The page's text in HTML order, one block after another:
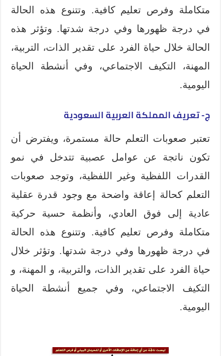
متكاملة وفرص تعليم كافية. وتتنوع هذه الحالة
في درجة ظهورها وفي درجة شدتها. وتؤثر هذه
الحالة خلال حياة الفرد على تقدير الذات، التربية،
المهنة، التكيف الاجتماعي، وفي أنشطة الحياة
اليومية.
ج- تعريف المملكة العربية السعودية
تعتبر صعوبات التعلم حالة مستمرة، ويفترض أن
تكون ناتجة عن عوامل عصبية تتدخل في نمو
القدرات اللفظية وغير اللفظية، وتوجد صعوبات
التعلم كحالة إعاقة واضحة مع وجود قدرة عقلية
عادية إلى فوق العادي، وأنظمة حسية حركية
متكاملة وفرص تعليم كافية. وتتنوع هذه الحالة
في درجة ظهورها وفي درجة شدتها. وتؤثر خلال
حياة الفرد على تقدير الذات، والتربية، و المهنة، و
التكيف الاجتماعي، وفي جميع أنشطة الحياة
اليومية.